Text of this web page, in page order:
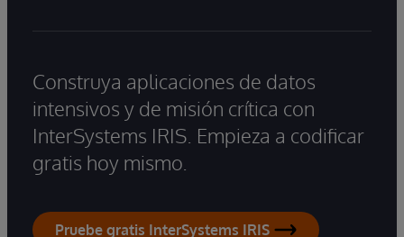
Construya aplicaciones de datos
intensivos y de misión crítica con
InterSystems IRIS. Empieza a codificar
gratis hoy mismo.
Pruebe gratis InterSystems IRIS